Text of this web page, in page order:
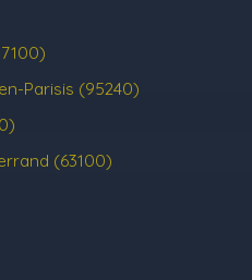
Parisis (95240)
(63100)